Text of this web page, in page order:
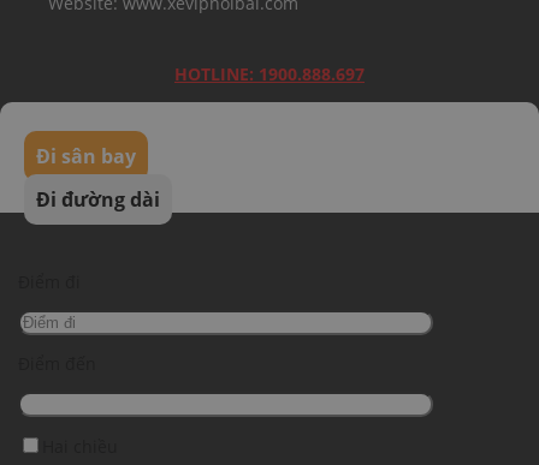
HOTLINE: 1900.888.697
Đi sân bay
Đi đường dài